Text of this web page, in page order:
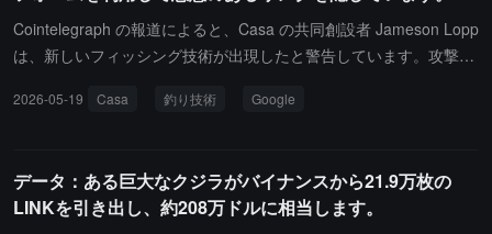
援します。Gate Intelligent Web3戦略の重要な構成要素として、Ga
te.AIはオープンAIプラットフォームの構築を継続的に改善してお
続することで、AIの実際のビジネスシーンにおける大規模な応用を
続き注力し、全リンクオープンAIエコシステムを構築し、世界中の
企業のインテリジェントなアップグレードに長期的な支援を提供し
Cointelegraph の報道によると、Casa の共同創設者 Jameson Lopp
は、新しいフィッシング技術が出現したと警告しています。攻撃者
メッセージに悪意のあるリンクを隠しています。
2026-05-19 Casa 釣り技術 Google
データ：ある巨大なクジラがバイナンスから21.9万枚の
LINKを引き出し、約208万ドルに相当します。